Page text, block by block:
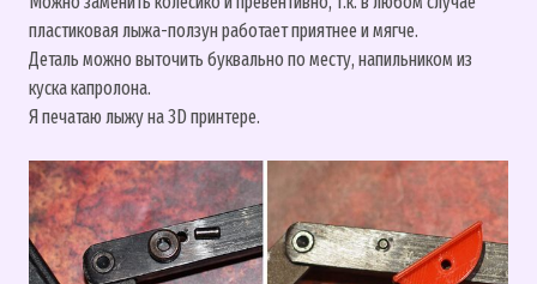
пластиковая лыжа-ползун работает приятнее и мягче.
Деталь можно выточить буквально по месту, напильником из
куска капролона.
Я печатаю лыжу на 3D принтере.